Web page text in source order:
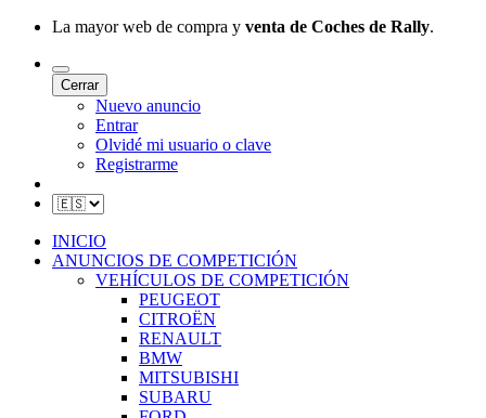
La mayor web de compra y venta de Coches de Rally.
Cerrar
Nuevo anuncio
Entrar
Olvidé mi usuario o clave
Registrarme
INICIO
ANUNCIOS DE COMPETICIÓN
VEHÍCULOS DE COMPETICIÓN
PEUGEOT
CITROËN
RENAULT
BMW
MITSUBISHI
SUBARU